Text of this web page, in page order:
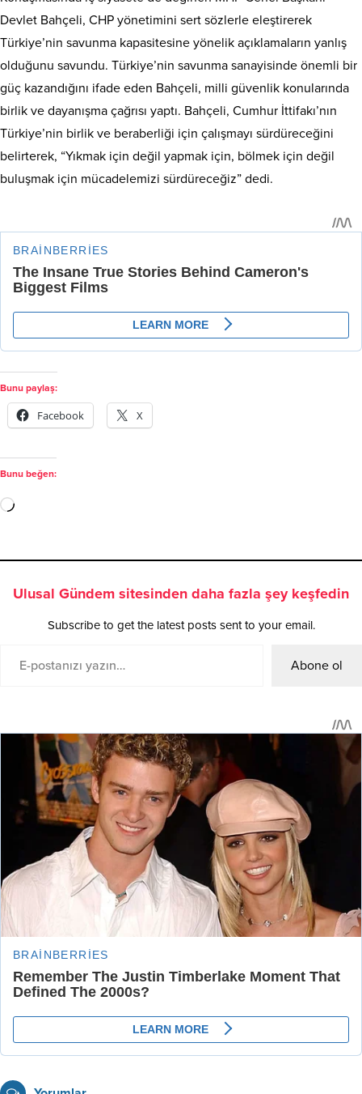
Devlet Bahçeli, CHP yönetimini sert sözlerle eleştirerek
Türkiye’nin savunma kapasitesine yönelik açıklamaların yanlış
olduğunu savundu. Türkiye’nin savunma sanayisinde önemli bir
güç kazandığını ifade eden Bahçeli, milli güvenlik konularında
birlik ve dayanışma çağrısı yaptı. Bahçeli, Cumhur İttifakı’nın
Türkiye’nin birlik ve beraberliği için çalışmayı sürdüreceğini
belirterek, “Yıkmak için değil yapmak için, bölmek için değil
buluşmak için mücadelemizi sürdüreceğiz” dedi.
Bunu paylaş:
Facebook X
Bunu beğen:
Ulusal Gündem sitesinden daha fazla şey keşfedin
Subscribe to get the latest posts sent to your email.
Abone ol